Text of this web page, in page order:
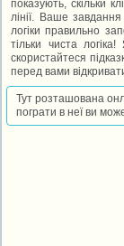
показують, скільки
лінії. Ваше
логіки правильно
тільки чиста
скористайтеся
перед вами
Тут розташована
пограти в неї ви